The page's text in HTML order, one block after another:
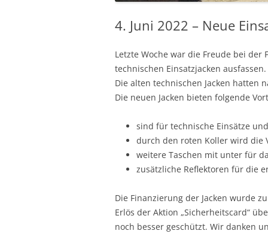
4. Juni 2022 – Neue
Letzte Woche war die Freude bei
technischen Einsatzjacken ausfassen.
Die alten technischen Jacken hatten
Die neuen Jacken bieten folgende
sind für technische Einsätze
durch den roten Koller wird die
weitere Taschen mit unter für
zusätzliche Reflektoren für die
Die Finanzierung der Jacken wurde
Erlös der Aktion „Sicherheitscard“
noch besser geschützt. Wir danken